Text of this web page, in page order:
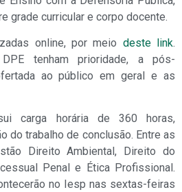
grade curricular e corpo docente.
online, por meio deste link.
tenham prioridade, a pós-
ao público em geral e as
carga horária de 360 horas,
do trabalho de conclusão. Entre as
Direito Ambiental, Direito do
Penal e Ética Profissional.
no Iesp nas sextas-feiras